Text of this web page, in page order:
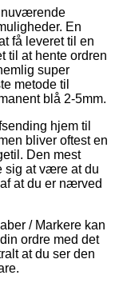
nuværende
En
få leveret til en
til at hente ordren
super
metode til
blå 2-5mm.
hjem til
bliver oftest en
Den mest
sig at være at du
at du er nærved
/ Markere kan
ordre med det
at du ser den